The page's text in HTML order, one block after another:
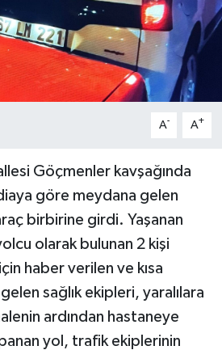
A- A+
Göçmenler kavşağında
göre meydana gelen
birbirine girdi. Yaşanan
olarak bulunan 2 kişi
haber verilen ve kısa
sağlık ekipleri, yaralılara
ardından hastaneye
yol, trafik ekiplerinin